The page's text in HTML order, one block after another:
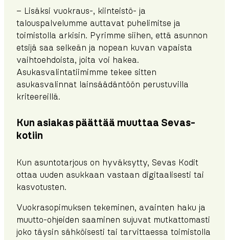
– Lisäksi vuokraus-, kiinteistö- ja
talouspalvelumme auttavat puhelimitse ja
toimistolla arkisin. Pyrimme siihen, että asunnon
etsijä saa selkeän ja nopean kuvan vapaista
vaihtoehdoista, joita voi hakea.
Asukasvalintatiimimme tekee sitten
asukasvalinnat lainsäädäntöön perustuvilla
kriteereillä.
Kun asiakas päättää muuttaa Sevas-
kotiin
Kun asuntotarjous on hyväksytty, Sevas Kodit
ottaa uuden asukkaan vastaan digitaalisesti tai
kasvotusten.
Vuokrasopimuksen tekeminen, avainten haku ja
muutto-ohjeiden saaminen sujuvat mutkattomasti
joko täysin sähköisesti tai tarvittaessa toimistolla